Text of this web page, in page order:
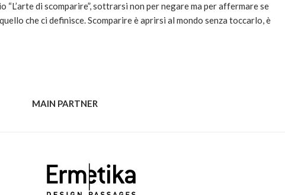
di scomparire”, sottrarsi non per negare ma per affermare se
che ci definisce. Scomparire è aprirsi al mondo senza toccarlo, è
MAIN PARTNER